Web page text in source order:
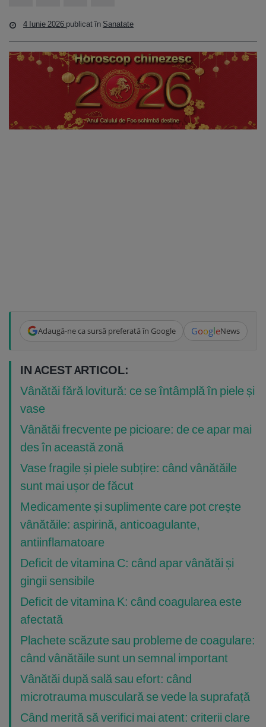
4 Iunie 2026 publicat în Sanatate
Adaugă-ne ca sursă preferată în Google GoogleNews
IN ACEST ARTICOL:
Vânătăi fără lovitură: ce se întâmplă în piele și
vase
Vânătăi frecvente pe picioare: de ce apar mai
des în această zonă
Vase fragile și piele subțire: când vânătăile
sunt mai ușor de făcut
Medicamente și suplimente care pot crește
vânătăile: aspirină, anticoagulante,
antiinflamatoare
Deficit de vitamina C: când apar vânătăi și
gingii sensibile
Deficit de vitamina K: când coagularea este
afectată
Plachete scăzute sau probleme de coagulare:
când vânătăile sunt un semnal important
Vânătăi după sală sau efort: când
microtrauma musculară se vede la suprafață
Când merită să verifici mai atent: criterii clare